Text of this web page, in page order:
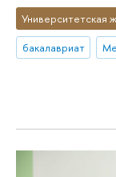
Университетская
бакалавриат